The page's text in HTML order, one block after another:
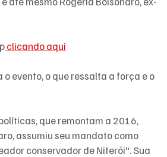
clicando aqui
evento, o que ressalta a força e o
que remontam a 2016,
assumiu seu mandato como
conservador de Niterói". Sua